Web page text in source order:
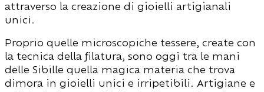
attraverso la creazione di gioielli artigianali
unici.
Proprio quelle microscopiche tessere, create con
la tecnica della filatura, sono oggi tra le mani
delle Sibille quella magica materia che trova
dimora in gioielli unici e irripetibili. Artigiane e